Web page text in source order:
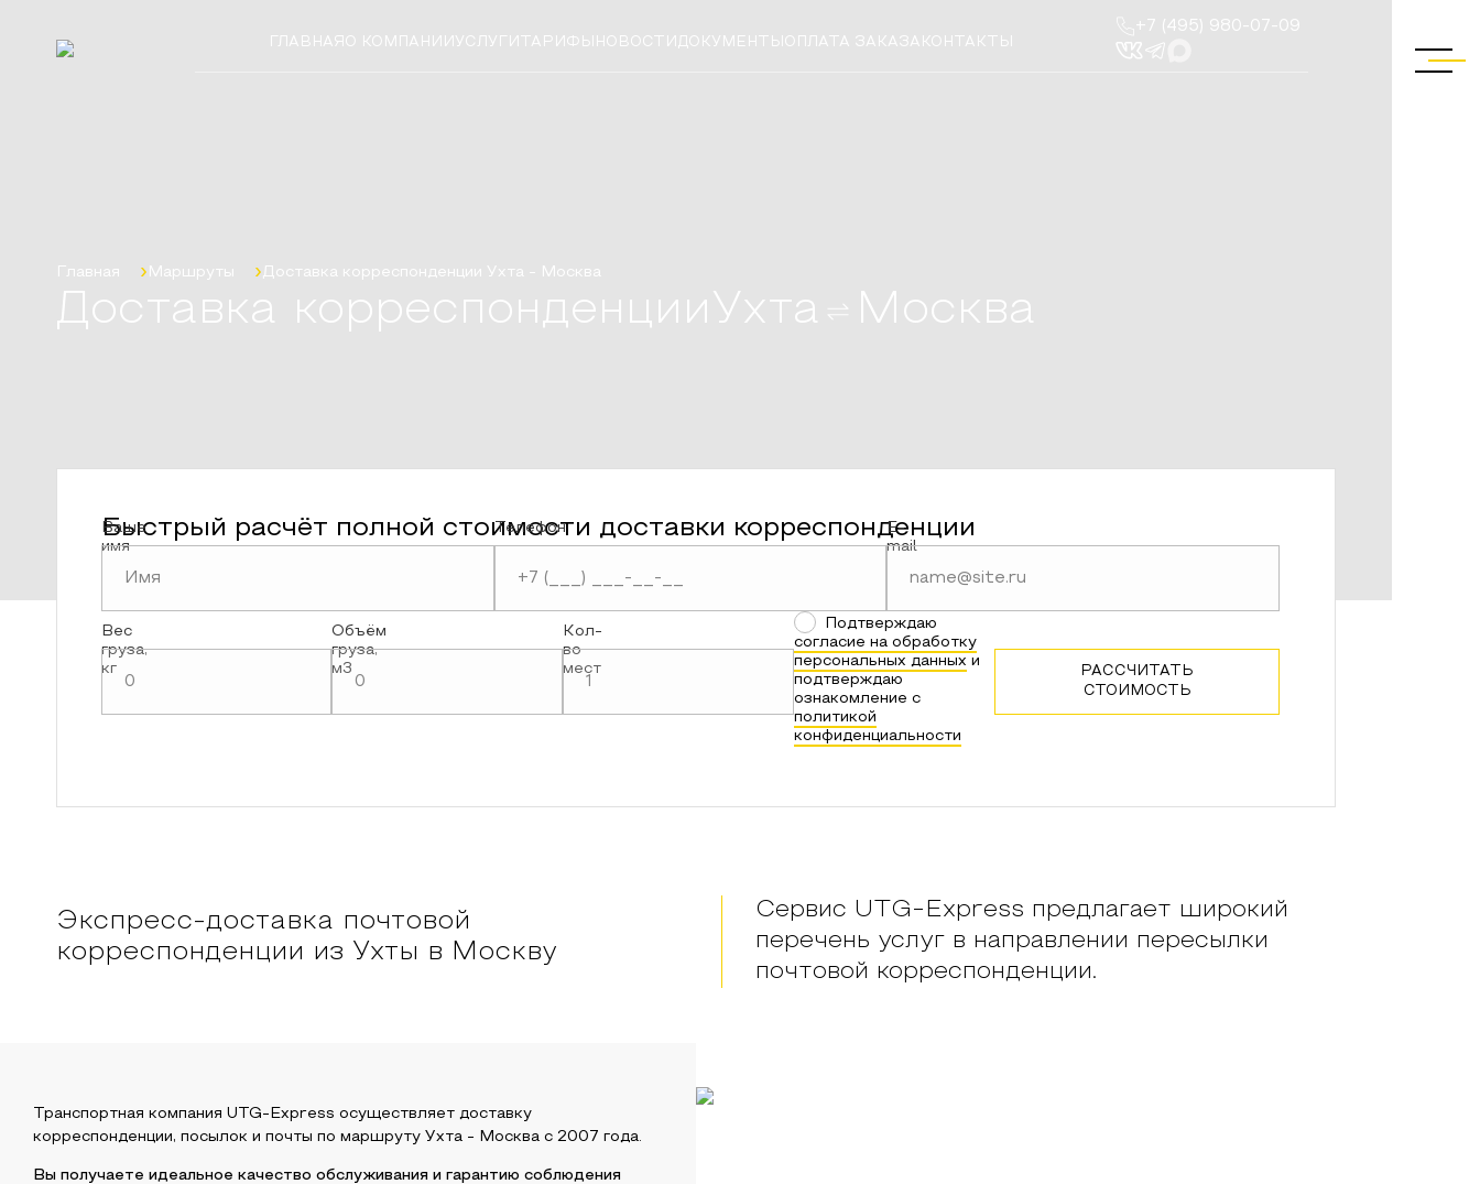
ГЛАВНАЯ О КОМПАНИИ УСЛУГИ ТАРИФЫ НОВОСТИ ДОКУМЕНТЫ ОПЛАТА ЗАКАЗА КОНТАКТЫ
+7 (495) 980-07-09
Главная Маршруты Доставка корреспонденции Ухта - Москва
Доставка корреспонденции Ухта Москва
Быстрый расчёт полной стоимости доставки корреспонденции
Ваше
имя
Телефон
E-
mail
Вес
груза,
кг
Объём
груза,
м3
Кол-
во
мест
Подтверждаю
согласие на обработку
персональных данных и
подтверждаю
ознакомление с
политикой
конфиденциальности
РАССЧИТАТЬ
СТОИМОСТЬ
Экспресс-доставка почтовой
корреспонденции из Ухты в Москву
Сервис UTG-Express предлагает широкий
перечень услуг в направлении пересылки
почтовой корреспонденции.
Транспортная компания UTG-Express осуществляет доставку
корреспонденции, посылок и почты по маршруту Ухта - Москва с 2007 года.
Вы получаете идеальное качество обслуживания и гарантию соблюдения